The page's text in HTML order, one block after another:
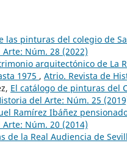
las pinturas del colegio de
Núm. 28 (2022)
arquitectónico de La
1975 , Atrio. Revista de
El catálogo de pinturas del
del Arte: Núm. 25
Ramírez Ibáñez
Núm. 20 (2014)
de la Real Audiencia de